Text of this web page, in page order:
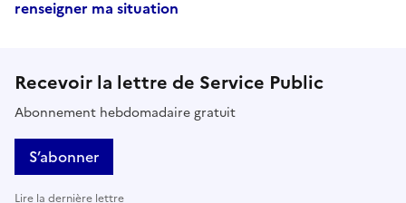
renseigner ma situation
Recevoir la lettre de Service Public
Abonnement hebdomadaire gratuit
S’abonner
Lire la dernière lettre